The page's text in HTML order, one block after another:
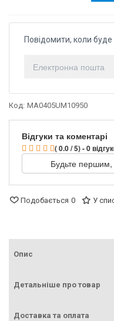
Повідомити, коли буде
Код: MA0405UM10950
Відгуки та коментарі
( 0.0 / 5) - 0
Будьте першим,
Подобається 0 У
Опис
Детальніше про товар
Доставка та оплата